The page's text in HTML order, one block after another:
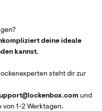
deine ideale
kannst.
steht dir zur
und
1-2 Werktagen.